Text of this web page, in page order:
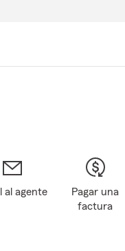
al agente
Pagar una
factura